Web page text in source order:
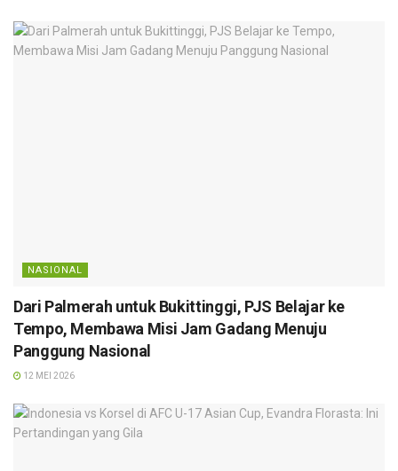
NASIONAL
Dari Palmerah untuk Bukittinggi, PJS Belajar ke
Tempo, Membawa Misi Jam Gadang Menuju
Panggung Nasional
12 MEI 2026